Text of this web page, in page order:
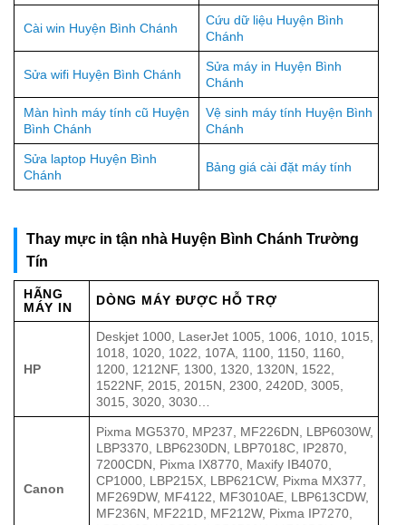
Cài win Huyện Bình Chánh
Cứu dữ liệu Huyện Bình
Chánh
Sửa wifi Huyện Bình Chánh
Sửa máy in Huyện Bình
Chánh
Màn hình máy tính cũ Huyện
Bình Chánh
Vệ sinh máy tính Huyện Bình
Chánh
Sửa laptop Huyện Bình
Chánh
Bảng giá cài đặt máy tính
Thay mực in tận nhà Huyện Bình Chánh Trường
Tín
HÃNG
MÁY IN
DÒNG MÁY ĐƯỢC HỖ TRỢ
HP
Deskjet 1000, LaserJet 1005, 1006, 1010, 1015,
1018, 1020, 1022, 107A, 1100, 1150, 1160,
1200, 1212NF, 1300, 1320, 1320N, 1522,
1522NF, 2015, 2015N, 2300, 2420D, 3005,
3015, 3020, 3030…
Canon
Pixma MG5370, MP237, MF226DN, LBP6030W,
LBP3370, LBP6230DN, LBP7018C, IP2870,
7200CDN, Pixma IX8770, Maxify IB4070,
CP1000, LBP215X, LBP621CW, Pixma MX377,
MF269DW, MF4122, MF3010AE, LBP613CDW,
MF236N, MF221D, MF212W, Pixma IP7270,